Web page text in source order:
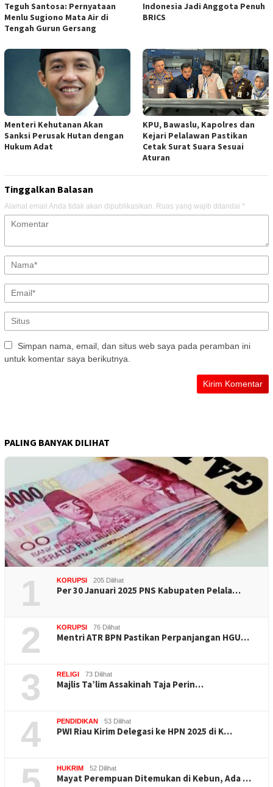
Teguh Santosa: Pernyataan
Menlu Sugiono Mata Air di
Tengah Gurun Gersang
Indonesia Jadi Anggota Penuh
BRICS
Menteri Kehutanan Akan
Sanksi Perusak Hutan dengan
Hukum Adat
KPU, Bawaslu, Kapolres dan
Kejari Pelalawan Pastikan
Cetak Surat Suara Sesuai
Aturan
Tinggalkan Balasan
Alamat email Anda tidak akan dipublikasikan. Ruas yang wajib ditandai *
Simpan nama, email, dan situs web saya pada peramban ini
untuk komentar saya berikutnya.
PALING BANYAK DILIHAT
1 KORUPSI 205 Dilihat
Per 30 Januari 2025 PNS Kabupaten Pelala…
2 KORUPSI 76 Dilihat
Mentri ATR BPN Pastikan Perpanjangan HGU…
3 RELIGI 73 Dilihat
Majlis Ta’lim Assakinah Taja Perin…
4 PENDIDIKAN 53 Dilihat
PWI Riau Kirim Delegasi ke HPN 2025 di K…
HUKRIM 52 Dilihat
Mayat Perempuan Ditemukan di Kebun, Ada …